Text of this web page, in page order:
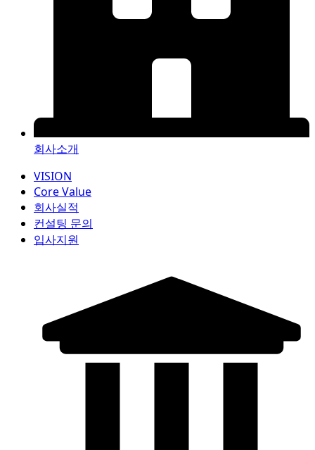
회사소개
VISION
Core Value
회사실적
컨설팅 문의
입사지원